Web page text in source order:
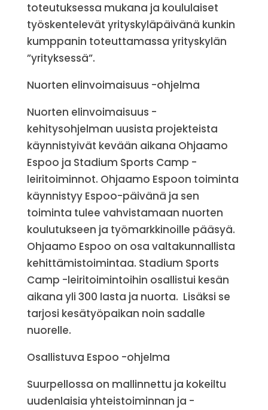
toteutuksessa mukana ja koululaiset
työskentelevät yrityskyläpäivänä kunkin
kumppanin toteuttamassa yrityskylän
”yrityksessä”.
Nuorten elinvoimaisuus -ohjelma
Nuorten elinvoimaisuus -
kehitysohjelman uusista projekteista
käynnistyivät kevään aikana Ohjaamo
Espoo ja Stadium Sports Camp -
leiritoiminnot. Ohjaamo Espoon toiminta
käynnistyy Espoo-päivänä ja sen
toiminta tulee vahvistamaan nuorten
koulutukseen ja työmarkkinoille pääsyä.
Ohjaamo Espoo on osa valtakunnallista
kehittämistoimintaa. Stadium Sports
Camp -leiritoimintoihin osallistui kesän
aikana yli 300 lasta ja nuorta. Lisäksi se
tarjosi kesätyöpaikan noin sadalle
nuorelle.
Osallistuva Espoo -ohjelma
Suurpellossa on mallinnettu ja kokeiltu
uudenlaisia yhteistoiminnan ja -